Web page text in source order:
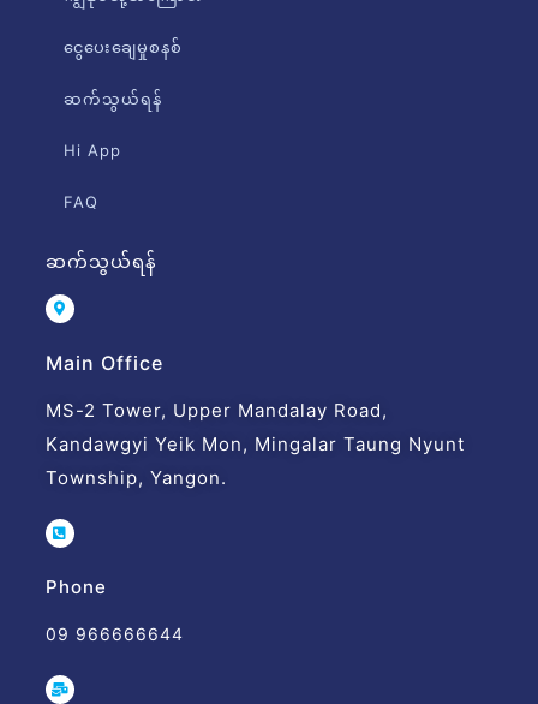
ငွေပေးချေမှုစနစ်
ဆက်သွယ်ရန်
Hi App
FAQ
ဆက်သွယ်ရန်
Main Office
MS-2 Tower, Upper Mandalay Road,
Kandawgyi Yeik Mon, Mingalar Taung Nyunt
Township, Yangon.
Phone
09 966666644